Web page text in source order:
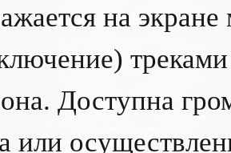
на
Доступна
или